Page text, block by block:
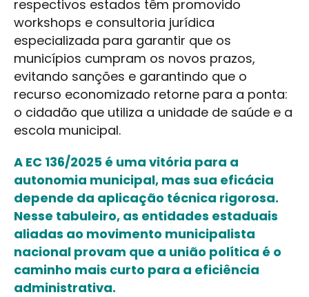
respectivos estados têm promovido
workshops e consultoria jurídica
especializada para garantir que os
municípios cumpram os novos prazos,
evitando sanções e garantindo que o
recurso economizado retorne para a ponta:
o cidadão que utiliza a unidade de saúde e a
escola municipal.
A EC 136/2025 é uma vitória para a
autonomia municipal, mas sua eficácia
depende da aplicação técnica rigorosa.
Nesse tabuleiro, as entidades estaduais
aliadas ao movimento municipalista
nacional provam que a união política é o
caminho mais curto para a eficiência
administrativa.